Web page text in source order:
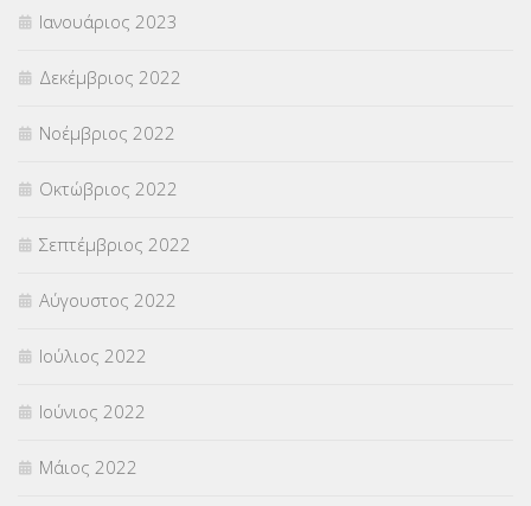
Ιανουάριος 2023
Δεκέμβριος 2022
Νοέμβριος 2022
Οκτώβριος 2022
Σεπτέμβριος 2022
Αύγουστος 2022
Ιούλιος 2022
Ιούνιος 2022
Μάιος 2022